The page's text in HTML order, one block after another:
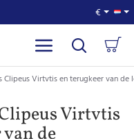
€
Clipeus Virtvtis en terugkeer van de
Virtvtis